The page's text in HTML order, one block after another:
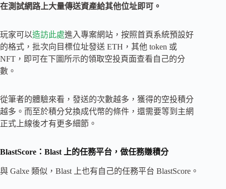
在測試網路上大量傳送資產給其他位址即可。
玩家可以造訪此處進入專案網站，按照首頁系統預設好
的格式，批次向目標位址發送 ETH，其他 token 或
NFT，即可在下圖所示的領取空投頁面查看自己的分
數。
從筆者的體驗來看，發送的次數越多，獲得的空投積分
越多。而至於積分兌換成代幣的條件，還需要等到主網
正式上線後才有更多細節。
BlastScore：Blast 上的任務平台，做任務賺積分
與 Galxe 類似，Blast 上也有自己的任務平台 BlastScore。